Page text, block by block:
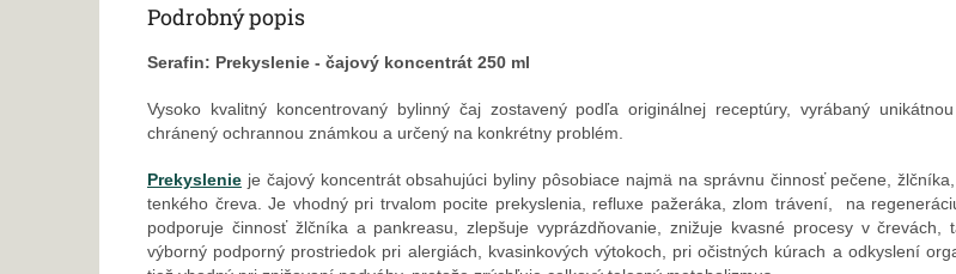
Podrobný popis
Serafin: Prekyslenie - čajový koncentrát 250 ml
Vysoko kvalitný koncentrovaný bylinný čaj zostavený podľa originálnej receptúry, vyrábaný unikátnou
chránený ochrannou známkou a určený na konkrétny problém.
Prekyslenie je čajový koncentrát obsahujúci byliny pôsobiace najmä na správnu činnosť pečene,
tenkého čreva. Je vhodný pri trvalom pocite prekyslenia, refluxe pažeráka, zlom trávení, na
podporuje činnosť žlčníka a pankreasu, zlepšuje vyprázdňovanie, znižuje kvasné procesy v črevách,
výborný podporný prostriedok pri alergiách, kvasinkových výtokoch, pri očistných kúrach a odkyslení